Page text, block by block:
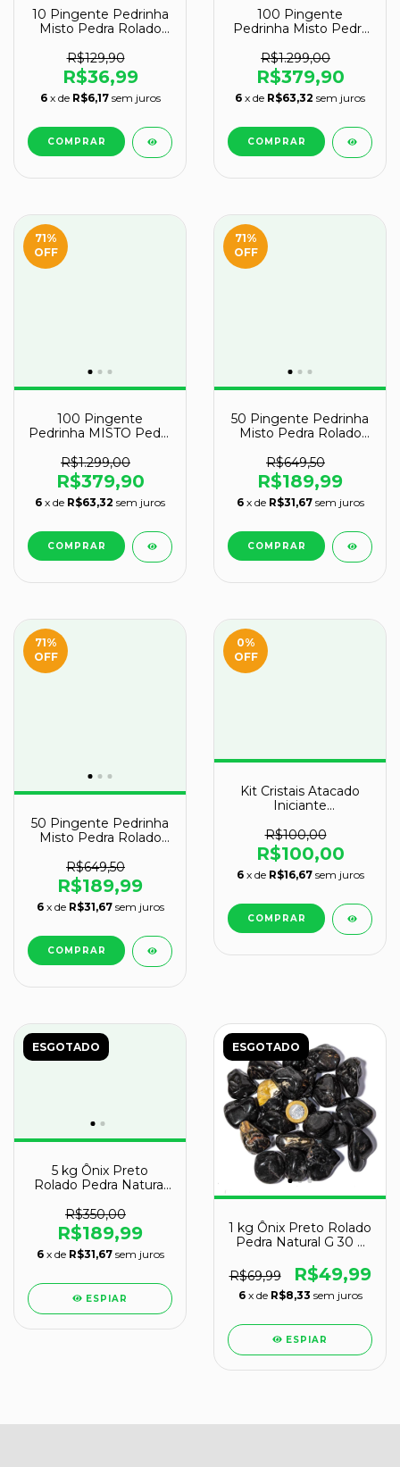
10 Pingente Pedrinha
Misto Pedra Rolado
R$129,90
R$36,99
6 x de R$6,17 sem juros
100 Pingente
Pedrinha Misto Pedra
Atacado
R$1.299,00
R$379,90
6 x de R$63,32 sem juros
71%
OFF
100 Pingente
Pedrinha MISTO Pedra
Atacado
R$1.299,00
R$379,90
6 x de R$63,32 sem juros
71%
OFF
50 Pingente Pedrinha
Misto Pedra Rolado
R$649,50
R$189,99
6 x de R$31,67 sem juros
71%
OFF
50 Pingente Pedrinha
Misto Pedra Rolado
R$649,50
R$189,99
6 x de R$31,67 sem juros
0%
OFF
Kit Cristais Atacado
Iniciante
R$100,00
R$100,00
6 x de R$16,67 sem juros
ESGOTADO
5 kg Ônix Preto
Rolado Pedra Natural
R$350,00
R$189,99
6 x de R$31,67 sem juros
ESPIAR
ESGOTADO
1 kg Ônix Preto Rolado
Pedra Natural G 30 a
R$69,99
R$49,99
6 x de R$8,33 sem juros
ESPIAR